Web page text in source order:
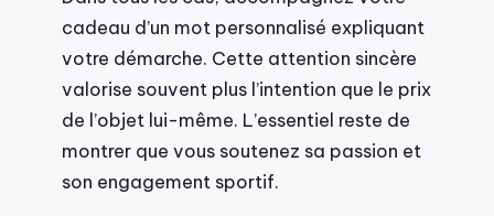
cadeau d’un mot personnalisé expliquant
votre démarche. Cette attention sincère
valorise souvent plus l’intention que le prix
de l’objet lui-même. L’essentiel reste de
montrer que vous soutenez sa passion et
son engagement sportif.